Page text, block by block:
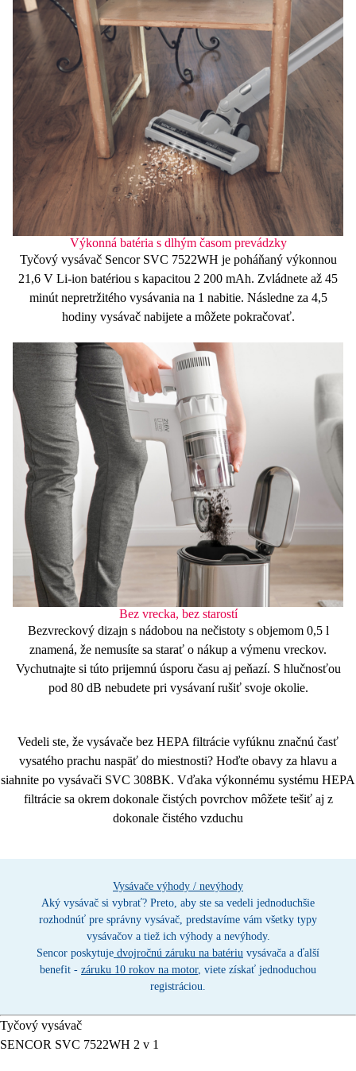
Výkonná batéria s dlhým časom prevádzky
Tyčový vysávač Sencor SVC 7522WH je poháňaný výkonnou
21,6 V Li-ion batériou s kapacitou 2 200 mAh. Zvládnete až 45
minút nepretržitého vysávania na 1 nabitie. Následne za 4,5
hodinyvysávač nabijete a môžete pokračovať.
Bez vrecka, bez starostí
Bezvreckový dizajn s nádobou na nečistoty s objemom0,5 l
znamená, že nemusíte sa starať o nákup a výmenu vreckov.
Vychutnajte si túto prijemnú úsporu času aj peňazí. S hlučnosťou
pod 80 dB nebudete pri vysávaní rušiť svoje okolie.
Vedeli ste, že vysávače bez HEPA filtrácie vyfúknu značnú časť
vysatého prachu naspäť do miestnosti? Hoďte obavy za hlavu a
siahnite po vysávači SVC 308BK. Vďaka výkonnému systému HEPA
filtráciesa okrem dokonale čistých povrchov môžete tešiť aj z
dokonale čistého vzduchu
Vysávače výhody / nevýhody
Aký vysávač si vybrať? Preto, aby ste sa vedeli jednoduchšie
rozhodnúť pre správny vysávač, predstavíme vám všetky typy
vysávačov a tiež ich výhody a nevýhody.
Sencor poskytuje dvojročnú záruku na batériu vysávača a ďalší
benefit - záruku 10 rokov na motor, viete získať jednoduchou
registráciou.
Tyčový vysávač
SENCOR SVC 7522WH 2 v 1